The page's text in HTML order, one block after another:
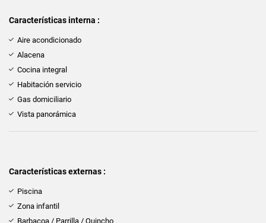
Características interna :
Aire acondicionado
Alacena
Cocina integral
Habitación servicio
Gas domiciliario
Vista panorámica
Características externas :
Piscina
Zona infantil
Barbacoa / Parrilla / Quincho